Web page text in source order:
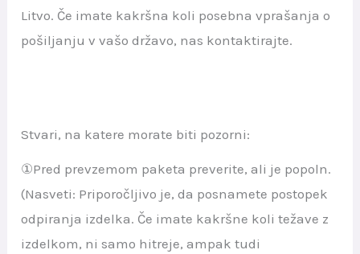
Litvo. Če imate kakršna koli posebna vprašanja o
pošiljanju v vašo državo, nas kontaktirajte.
Stvari, na katere morate biti pozorni:
①Pred prevzemom paketa preverite, ali je popoln.
(Nasveti: Priporočljivo je, da posnamete postopek
odpiranja izdelka. Če imate kakršne koli težave z
izdelkom, ni samo hitreje, ampak tudi